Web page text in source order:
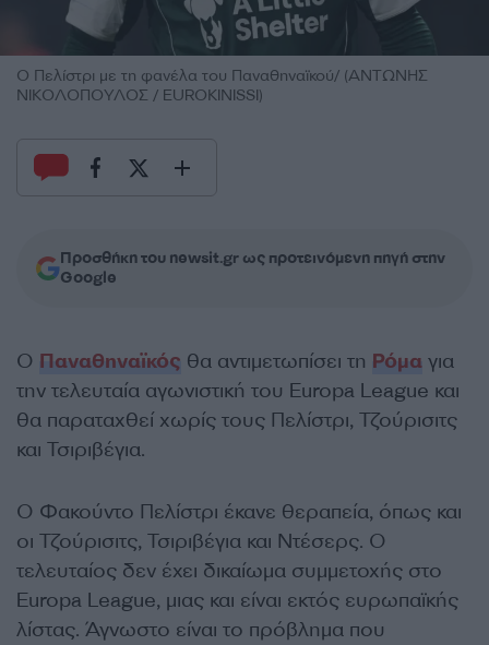
Ο Πελίστρι με τη φανέλα του Παναθηναϊκού/ (ΑΝΤΩΝΗΣ
ΝΙΚΟΛΟΠΟΥΛΟΣ / EUROKINISSI)
Προσθήκη του newsit.gr ως προτεινόμενη πηγή στην
Google
Ο Παναθηναϊκός θα αντιμετωπίσει τη Ρόμα για
την τελευταία αγωνιστική του Europa League και
θα παραταχθεί χωρίς τους Πελίστρι, Τζούρισιτς
και Τσιριβέγια.
Ο Φακούντο Πελίστρι έκανε θεραπεία, όπως και
οι Τζούρισιτς, Τσιριβέγια και Ντέσερς. Ο
τελευταίος δεν έχει δικαίωμα συμμετοχής στο
Europa League, μιας και είναι εκτός ευρωπαϊκής
λίστας. Άγνωστο είναι το πρόβλημα που